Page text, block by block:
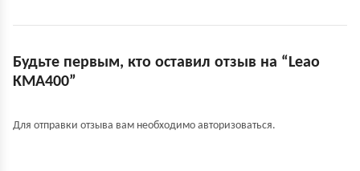
Будьте первым, кто оставил отзыв на “Leao
KMA400”
Для отправки отзыва вам необходимо авторизоваться.